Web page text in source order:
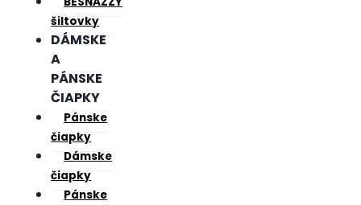
šiltovky
DÁMSKE
A
PÁNSKE
ČIAPKY
Pánske
čiapky
Dámske
čiapky
Pánske